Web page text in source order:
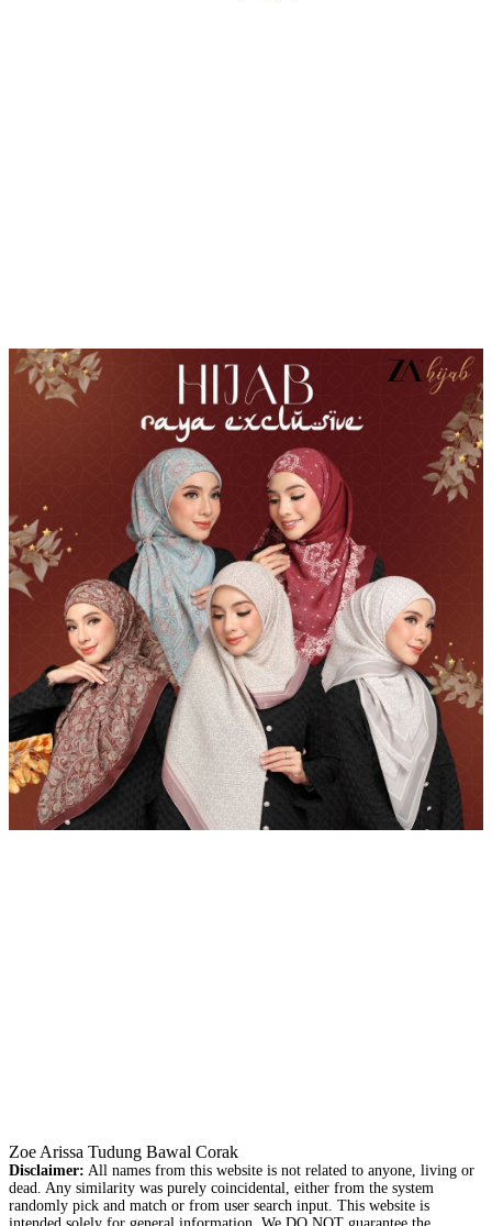
Zoe Arissa Tudung Bawal Corak
Disclaimer: All names from this website is not related to anyone, living or
dead. Any similarity was purely coincidental, either from the system
randomly pick and match or from user search input. This website is